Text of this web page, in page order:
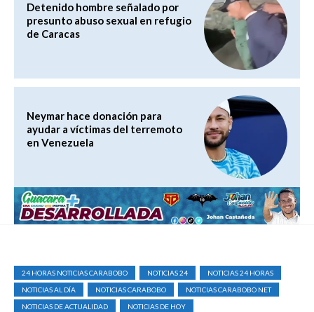
Detenido hombre señalado por
presunto abuso sexual en refugio
de Caracas
Neymar hace donación para
ayudar a víctimas del terremoto
en Venezuela
24 HORAS NOTICIAS CARABOBO NOTICIAS 24
NOTICIAS 24 HORAS
NOTICIAS AL DÍA
NOTICIAS CARABOBO
NOTICIAS CARABOBO NET
NOTICIAS DE ACTUALIDAD
NOTICIAS DE HOY